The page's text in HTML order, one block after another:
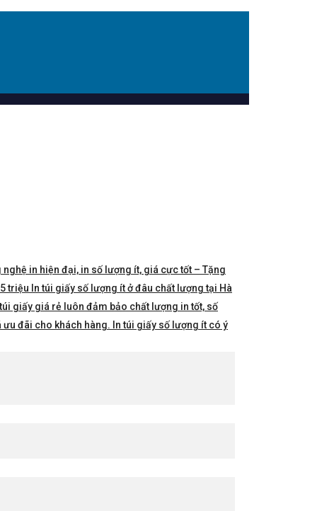
in hiện đại, in số lượng ít, giá cực tốt – Tặng
triệu In túi giấy số lượng ít ở đâu chất lượng tại Hà
giấy giá rẻ luôn đảm bảo chất lượng in tốt, số
đãi cho khách hàng. In túi giấy số lượng ít có ý